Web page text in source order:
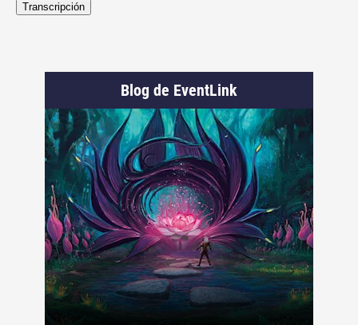
Transcripción
Blog de EventLink